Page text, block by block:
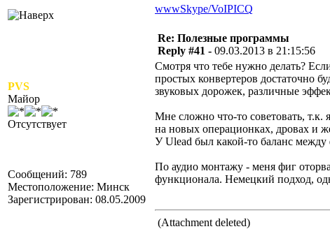
wwwSkype/VoIPICQ
PVS
Майор
Отсутствует
Сообщений: 789
Местоположение: Минск
Зарегистрирован: 08.05.2009
Re: Полезные программы
Reply #41 - 09.03.2013 в 21:15:56
Смотря что тебе нужно делать?
простых конвертеров достаточно
звуковых дорожек, различные
Мне сложно что-то советовать, т.к.
на новых операционках, дровах и
У Ulead был какой-то баланс
По аудио монтажу - меня фиг
функционала. Немецкий подход,
(Attachment deleted)